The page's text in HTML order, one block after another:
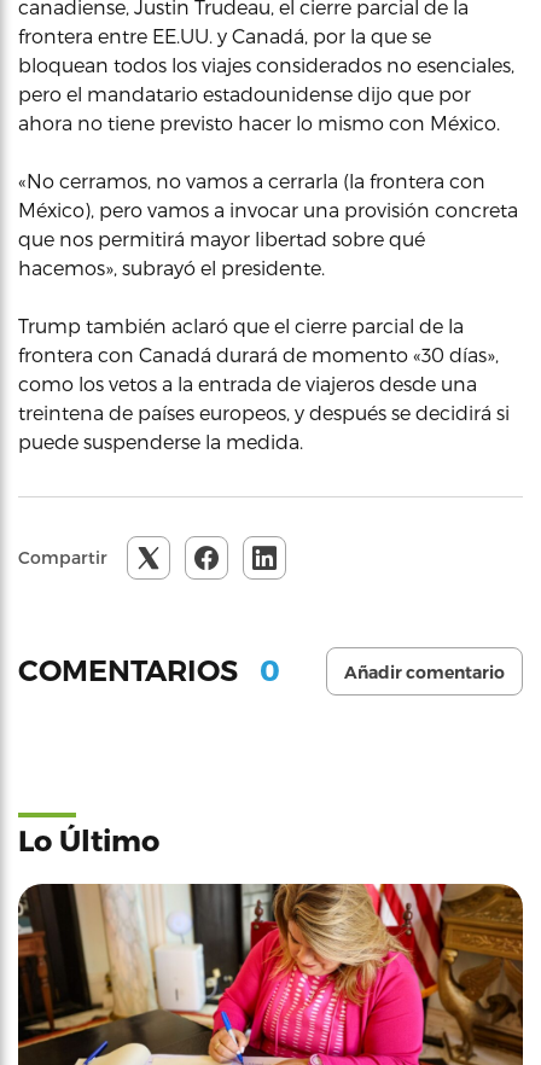
canadiense, Justin Trudeau, el cierre parcial de la
frontera entre EE.UU. y Canadá, por la que se
bloquean todos los viajes considerados no esenciales,
pero el mandatario estadounidense dijo que por
ahora no tiene previsto hacer lo mismo con México.
«No cerramos, no vamos a cerrarla (la frontera con
México), pero vamos a invocar una provisión concreta
que nos permitirá mayor libertad sobre qué
hacemos», subrayó el presidente.
Trump también aclaró que el cierre parcial de la
frontera con Canadá durará de momento «30 días»,
como los vetos a la entrada de viajeros desde una
treintena de países europeos, y después se decidirá si
puede suspenderse la medida.
Compartir
COMENTARIOS 0 Añadir comentario
Lo Último